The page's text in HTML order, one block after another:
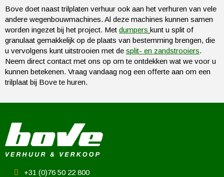
Bove doet naast trilplaten verhuur ook aan het verhuren van vele
andere wegenbouwmachines. Al deze machines kunnen samen
worden ingezet bij het project. Met dumpers kunt u split of
granulaat gemakkelijk op de plaats van bestemming brengen, die
u vervolgens kunt uitstrooien met de split- en zandstrooiers.
Neem direct contact met ons op om te ontdekken wat we voor u
kunnen betekenen. Vraag vandaag nog een offerte aan om een
trilplaat bij Bove te huren.
+31 (0)76 50 22 800